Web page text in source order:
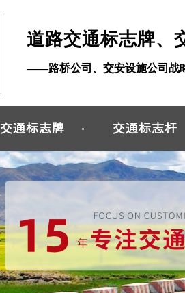
道路交通标志牌、
——路桥公司、交安设施公司战
交通标志牌 交通标志杆